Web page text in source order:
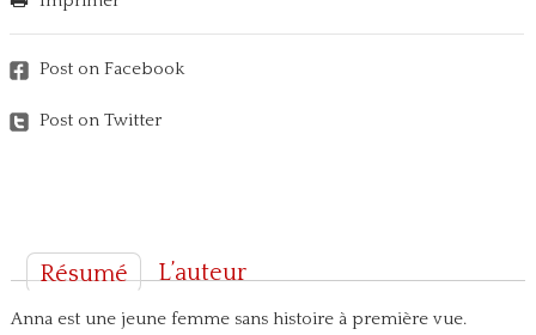
Post on Facebook
Post on Twitter
Résumé L’auteur
Anna est une jeune femme sans histoire à première vue.